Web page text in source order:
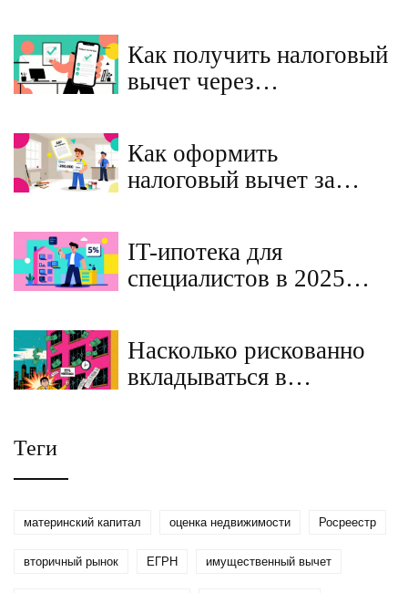
потерять залог
Как получить налоговый
вычет через
инструкция без
декларации
Как оформить
налоговый вычет за
IT-ипотека для
специалистов в 2025
компаний
Насколько рискованно
вкладываться в
Теги
материнский капитал оценка недвижимости Росреестр
вторичный рынок ЕГРН имущественный вычет